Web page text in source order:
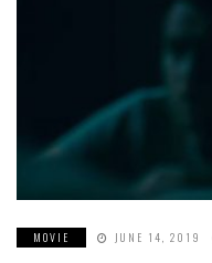
MOVIE JUNE 14, 2019